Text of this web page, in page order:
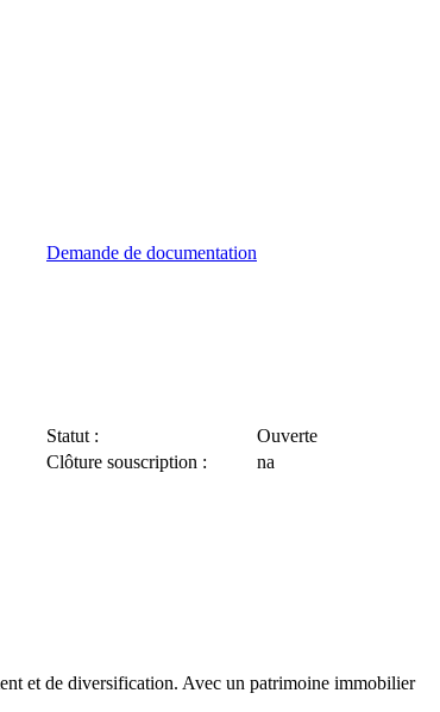
Demande de documentation
Statut :
Ouverte
Clôture souscription : na
et de diversification. Avec un patrimoine immobilier